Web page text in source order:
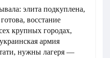
элита подкуплена,
восстание
крупных городах,
армия
нужны лагеря —